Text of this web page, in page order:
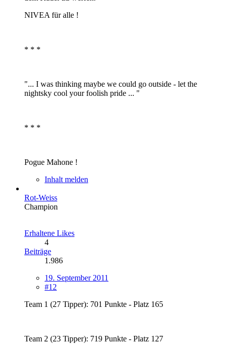
NIVEA für alle !
* * *
"... I was thinking maybe we could go outside - let the
nightsky cool your foolish pride ... "
* * *
Pogue Mahone !
Inhalt melden
Rot-Weiss
Champion
Erhaltene Likes
4
Beiträge
1.986
19. September 2011
#12
Team 1 (27 Tipper): 701 Punkte - Platz 165
Team 2 (23 Tipper): 719 Punkte - Platz 127